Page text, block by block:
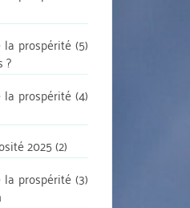
prospérité (5)
?
prospérité (4)
2025 (2)
prospérité (3)